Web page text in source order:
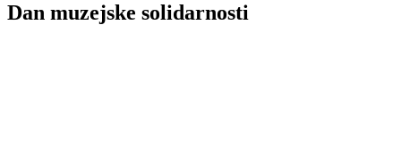
Dan muzejske solidarnosti